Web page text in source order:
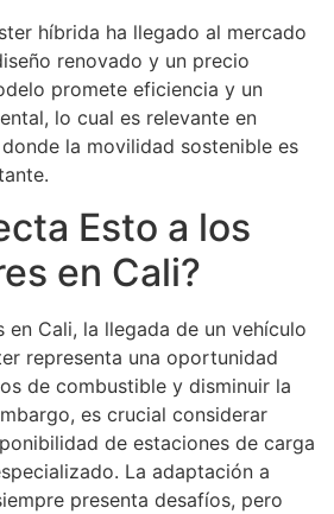
híbrida ha llegado al mercado
renovado y un precio
promete eficiencia y un
lo cual es relevante en
la movilidad sostenible es
Esto a los
en Cali?
en Cali, la llegada de un vehículo
representa una oportunidad
de combustible y disminuir la
es crucial considerar
de estaciones de carga
La adaptación a
presenta desafíos, pero